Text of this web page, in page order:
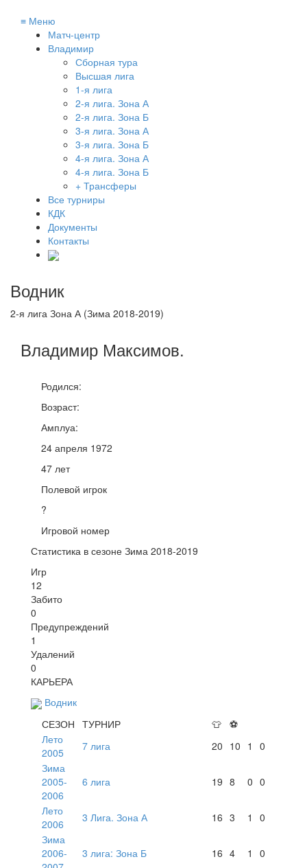
≡ Меню
Матч-центр
Владимир
Сборная тура
Высшая лига
1-я лига
2-я лига. Зона А
2-я лига. Зона Б
3-я лига. Зона А
3-я лига. Зона Б
4-я лига. Зона А
4-я лига. Зона Б
+ Трансферы
Все турниры
КДК
Документы
Контакты
Водник
2-я лига Зона А (Зима 2018-2019)
Владимир Максимов.
Родился:
Возраст:
Амплуа:
24 апреля 1972
47 лет
Полевой игрок
?
Игровой номер
Статистика в сезоне Зима 2018-2019
Игр
12
Забито
0
Предупреждений
1
Удалений
0
КАРЬЕРА
Водник
СЕЗОН ТУРНИР 👕 ⚽
Лето
2005
7 лига 20 10 1
0
Зима
2005-
2006
6 лига 19 8 0 0
Лето
2006
3 Лига. Зона А 16 3 1
0
Зима
2006-
3 лига: Зона Б 16 4 1 0